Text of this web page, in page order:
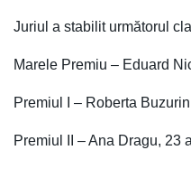
Juriul a stabilit următorul
Marele Premiu – Eduard
Premiul I – Roberta
Premiul II – Ana Dragu, 23